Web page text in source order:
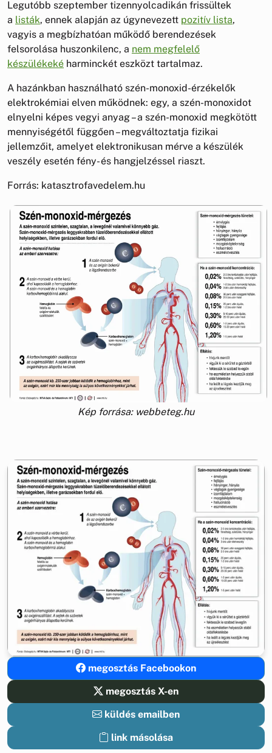
Legutóbb szeptember tizennyolcadikán frissültek
a listák, ennek alapján az úgynevezett pozitív lista,
vagyis a megbízhatóan működő berendezések
felsorolása huszonkilenc, a nem megfelelő
készülékeké harminckét eszközt tartalmaz.
A hazánkban használható szén-monoxid-érzékelők
elektrokémiai elven működnek: egy, a szén-monoxidot
elnyelni képes vegyi anyag – a szén-monoxid megkötött
mennyiségétől függően – megváltoztatja fizikai
jellemzőit, amelyet elektronikusan mérve a készülék
veszély esetén fény- és hangjelzéssel riaszt.
Forrás: katasztrofavedelem.hu
Kép forrása: webbeteg.hu
megosztás Facebookon
megosztás X-en
küldés emailben
link másolása